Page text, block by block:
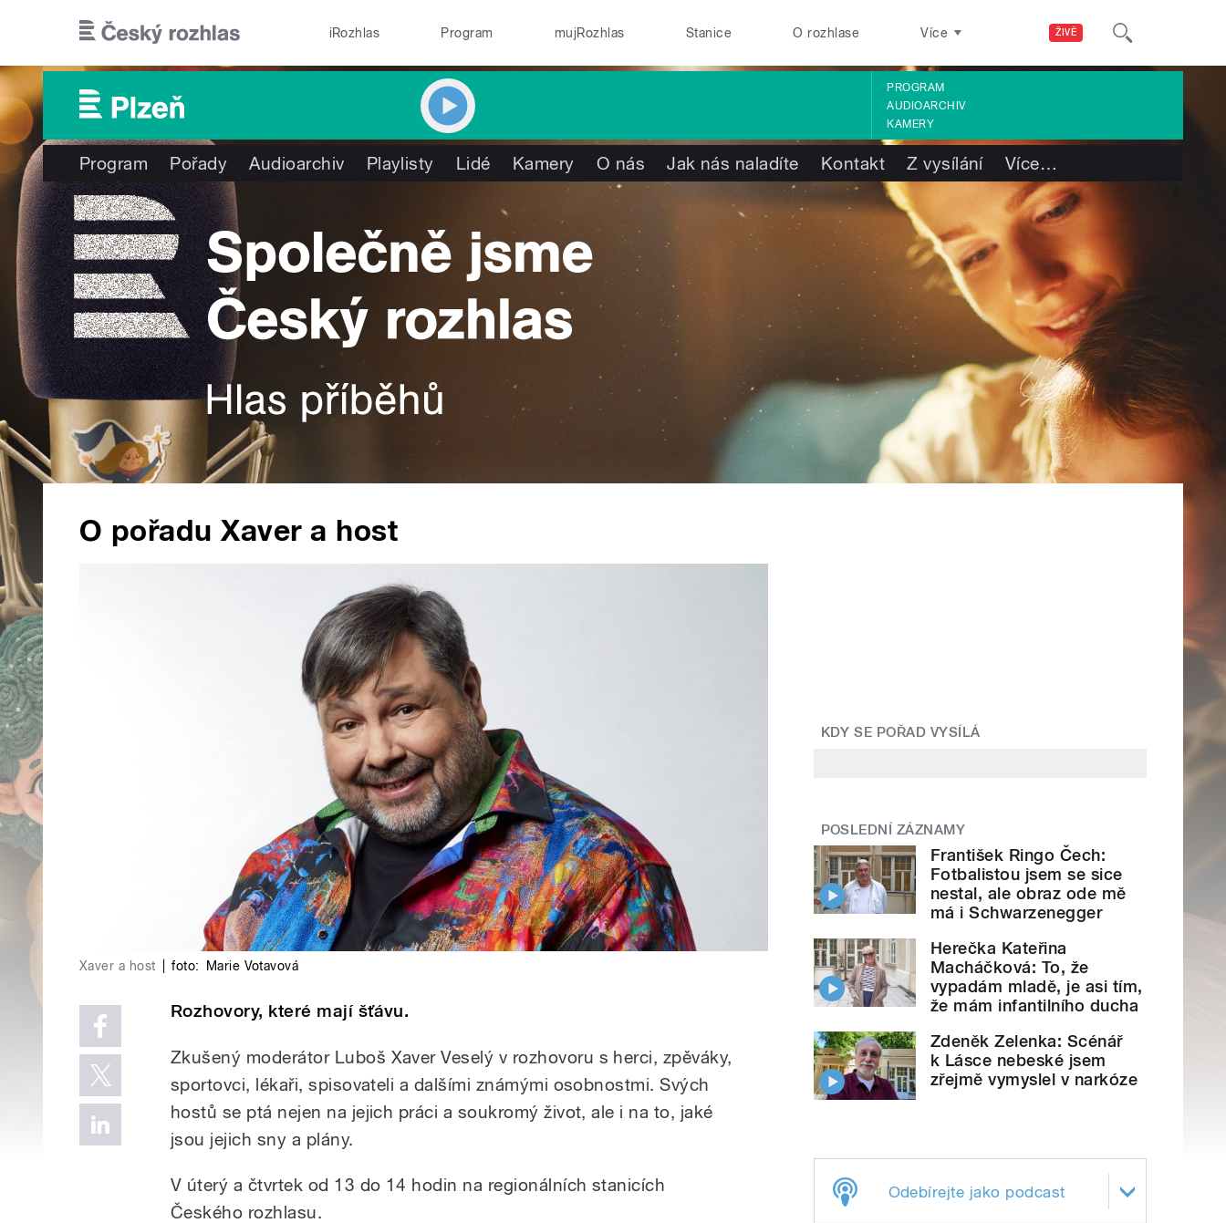
ŽIVĚ
iRozhlas Program mujRozhlas Stanice O rozhlase Více
PROGRAM
AUDIOARCHIV
KAMERY
Program Pořady Audioarchiv Playlisty Lidé Kamery O nás Jak nás naladíte Kontakt Z vysílání Více…
O pořadu Xaver a host
Xaver a host foto: Marie Votavová
Rozhovory, které mají šťávu.
Zkušený moderátor Luboš Xaver Veselý v rozhovoru s herci, zpěváky,
sportovci, lékaři, spisovateli a dalšími známými osobnostmi. Svých
hostů se ptá nejen na jejich práci a soukromý život, ale i na to, jaké
jsou jejich sny a plány.
V úterý a čtvrtek od 13 do 14 hodin na regionálních stanicích
Českého rozhlasu.
KDY SE POŘAD VYSÍLÁ
POSLEDNÍ ZÁZNAMY
František Ringo Čech:
Fotbalistou jsem se sice
nestal, ale obraz ode mě
má i Schwarzenegger
Herečka Kateřina
Macháčková: To, že
vypadám mladě, je asi tím,
že mám infantilního ducha
Zdeněk Zelenka: Scénář
k Lásce nebeské jsem
zřejmě vymyslel v narkóze
Odebírejte jako podcast